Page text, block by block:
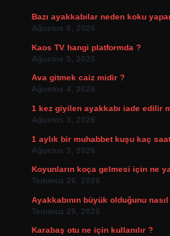
Bazı ayakkabılar neden koku
Ağustos 6, 2026
Kaos TV hangi platformda ?
Ağustos 5, 2026
Ava gitmek caiz midir ?
Ağustos 4, 2026
1 kez giyilen ayakkabı iade edilir
Ağustos 3, 2026
1 aylık bir muhabbet kuşu kaç
Ağustos 3, 2026
Koyunların koça gelmesi için ne
Temmuz 26, 2026
Ayakkabının büyük olduğunu nasıl
Temmuz 25, 2026
Karabaş otu ne için kullanılır ?